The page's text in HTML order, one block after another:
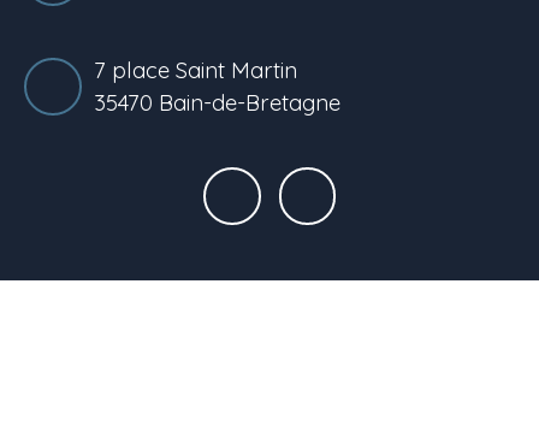
7 place Saint Martin
35470 Bain-de-Bretagne